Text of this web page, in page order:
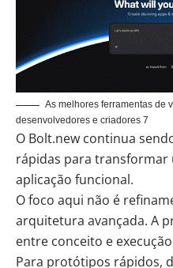
As melhores ferramentas de
desenvolvedores e criadores 7
O Bolt.new continua
rápidas para transformar
aplicação funcional.
O foco aqui não é
arquitetura avançada. A
entre conceito e
Para protótipos rápidos,